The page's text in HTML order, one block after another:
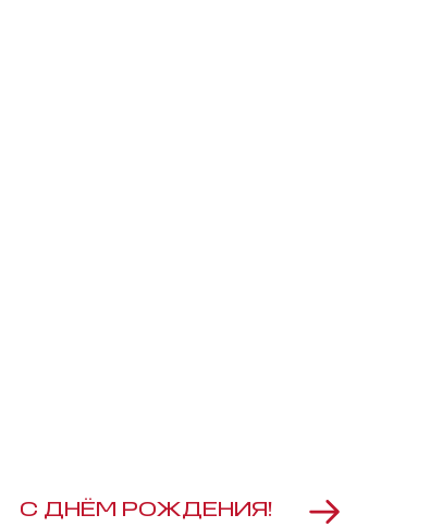
С ДНЁМ РОЖДЕНИЯ!